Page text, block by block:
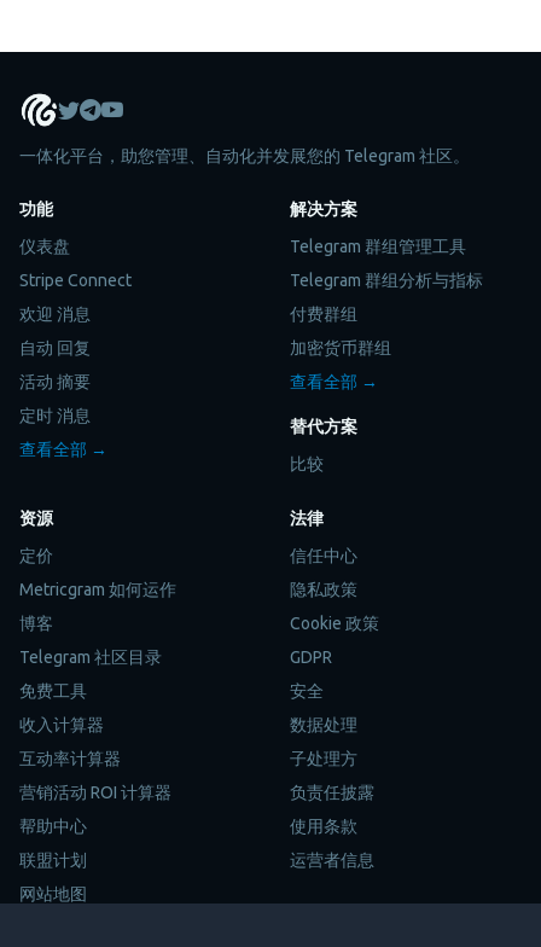
一体化平台，助您管理、自动化并发展您的 Telegram 社区。
功能
仪表盘
Stripe Connect
欢迎 消息
自动 回复
活动 摘要
定时 消息
查看全部 →
解决方案
Telegram 群组管理工具
Telegram 群组分析与指标
付费群组
加密货币群组
查看全部 →
替代方案
比较
资源
定价
Metricgram 如何运作
博客
Telegram 社区目录
免费工具
收入计算器
互动率计算器
营销活动 ROI 计算器
帮助中心
联盟计划
网站地图
法律
信任中心
隐私政策
Cookie 政策
GDPR
安全
数据处理
子处理方
负责任披露
使用条款
运营者信息